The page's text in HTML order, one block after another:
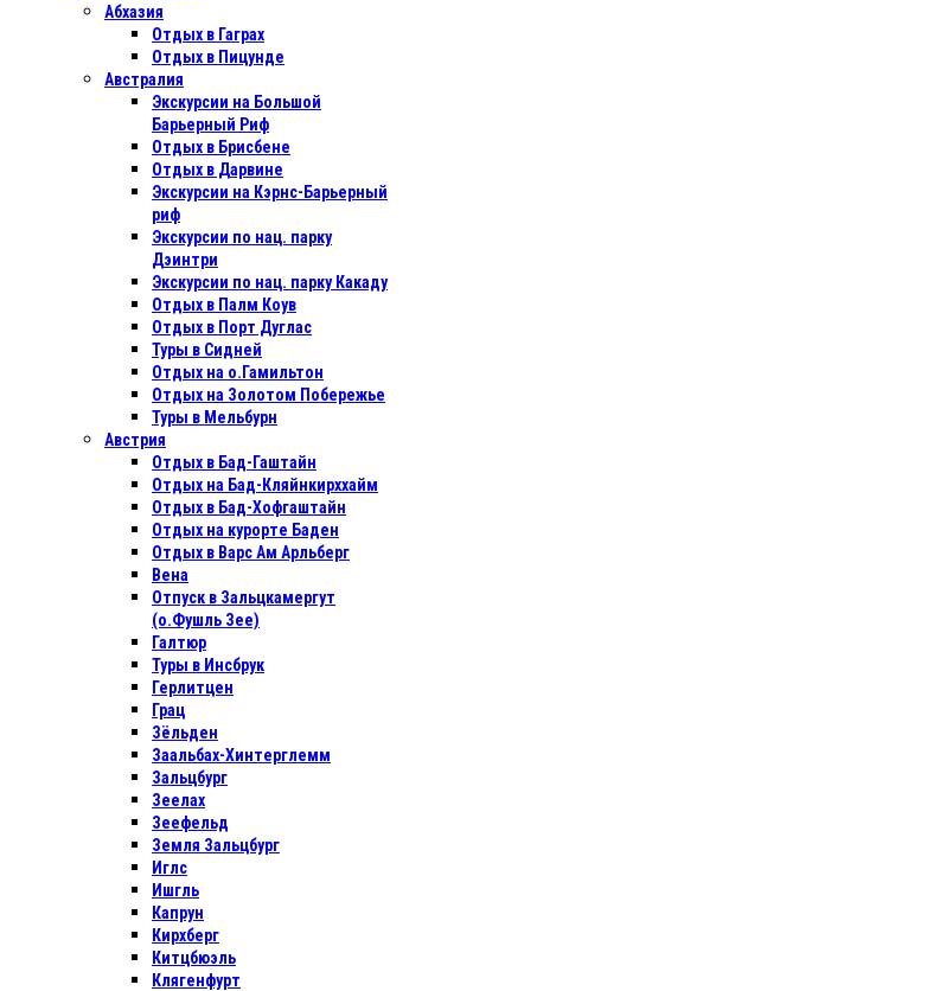
Абхазия
Отдых в Гаграх
Отдых в Пицунде
Австралия
Экскурсии на Большой
Барьерный Риф
Отдых в Бриcбене
Отдых в Дарвине
Экскурсии на Кэрнс-Барьерный
риф
Экскурсии по нац. парку
Дэинтри
Экскурсии по нац. парку Какаду
Отдых в Палм Коув
Отдых в Порт Дуглас
Туры в Сидней
Отдых на о.Гамильтон
Отдых на Золотом Побережье
Туры в Мельбурн
Австрия
Отдых в Бад-Гаштайн
Отдых на Бад-Кляйнкирххайм
Отдых в Бад-Хофгаштайн
Отдых на курорте Баден
Отдых в Варс Ам Арльберг
Вена
Отпуск в Зальцкамергут
(о.Фушль Зее)
Галтюр
Туры в Инсбрук
Герлитцен
Грац
Зёльден
Заальбах-Хинтерглемм
Зальцбург
Зеелах
Зеефельд
Земля Зальцбург
Иглс
Ишгль
Капрун
Кирхберг
Китцбюэль
Клягенфурт